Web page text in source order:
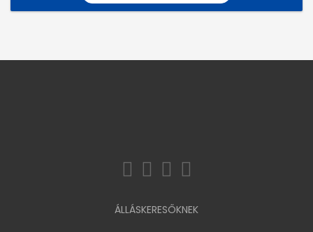
ÁLLÁSKERESŐKNEK